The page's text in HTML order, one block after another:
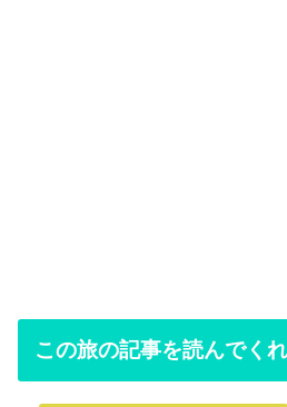
この旅の記事を読んでく